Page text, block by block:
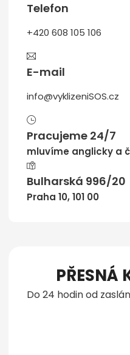
Telefon
+420 608 105 106
E-mail
info@vyklizeniSOS.cz
Pracujeme 24/7
mluvíme anglicky a
Bulharská 996/20
Praha 10, 101 00
PŘESNÁ
Do 24 hodin od